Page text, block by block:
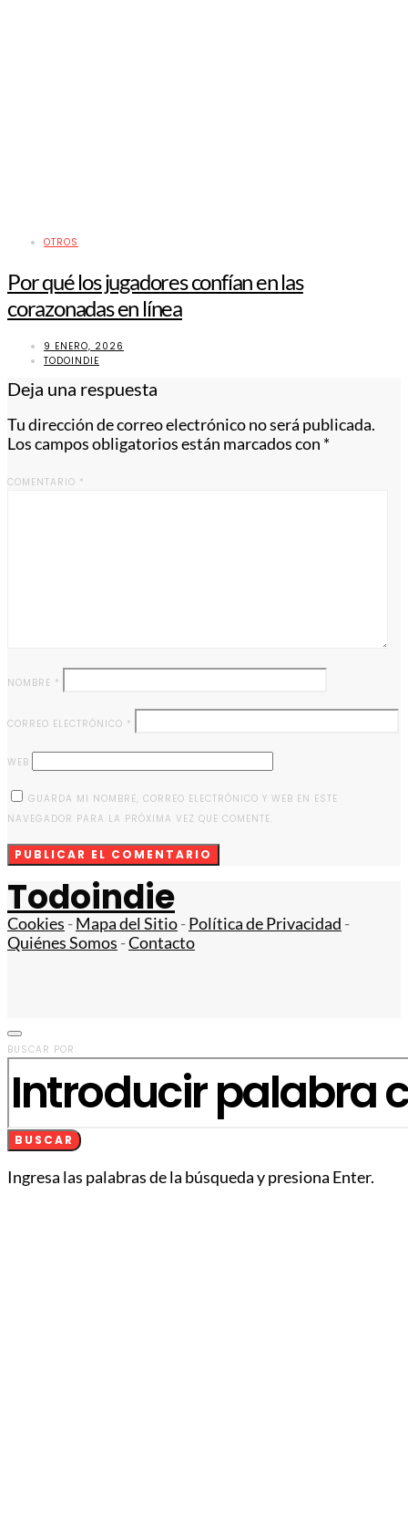
OTROS
Por qué los jugadores confían en las
corazonadas en línea
9 ENERO, 2026
TODOINDIE
Deja una respuesta
Tu dirección de correo electrónico no será publicada.
Los campos obligatorios están marcados con *
COMENTARIO *
NOMBRE *
CORREO ELECTRÓNICO *
WEB
GUARDA MI NOMBRE, CORREO ELECTRÓNICO Y WEB EN ESTE
NAVEGADOR PARA LA PRÓXIMA VEZ QUE COMENTE.
Todoindie
Cookies -Mapa del Sitio-Política de Privacidad -
Quiénes Somos -Contacto
BUSCAR POR:
BUSCAR
Ingresa las palabras de la búsqueda y presiona Enter.